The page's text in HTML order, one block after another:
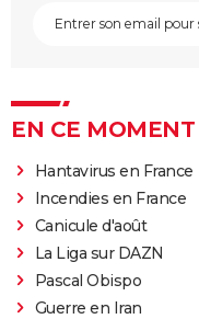
EN CE MOMENT
Hantavirus en France
Incendies en France
Canicule d'août
La Liga sur DAZN
Pascal Obispo
Guerre en Iran